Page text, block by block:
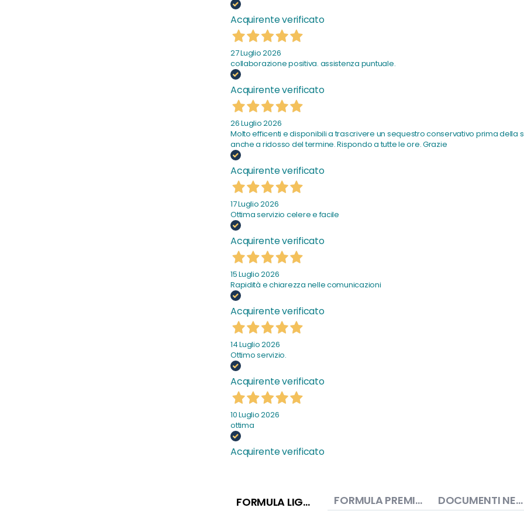
Acquirente verificato
27 Luglio 2026
collaborazione positiva. assistenza puntuale.
Acquirente verificato
26 Luglio 2026
Molto efficenti e disponibili a trascrivere un sequestro conservativo prima della
anche a ridosso del termine. Rispondo a tutte le ore. Grazie
Acquirente verificato
17 Luglio 2026
Ottima servizio celere e facile
Acquirente verificato
15 Luglio 2026
Rapidità e chiarezza nelle comunicazioni
Acquirente verificato
14 Luglio 2026
Ottimo servizio.
Acquirente verificato
10 Luglio 2026
ottima
Acquirente verificato
FORMULA LIGHT FORMULA PREMIUM DOCUMENTI NECESSARI